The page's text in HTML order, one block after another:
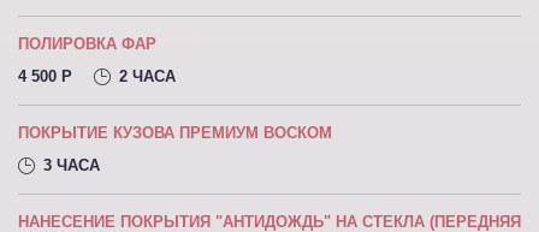
ПОЛИРОВКА ФАР
4 500 P
2 ЧАСА
ПОКРЫТИЕ КУЗОВА ПРЕМИУМ ВОСКОМ
3 ЧАСА
НАНЕСЕНИЕ ПОКРЫТИЯ "АНТИДОЖДЬ" НА СТЕКЛА (ПЕРЕДНЯЯ